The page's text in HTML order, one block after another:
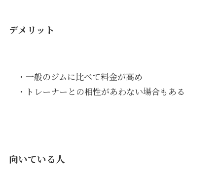
デメリット
・一般のジムに比べて料金が高め
・トレーナーとの相性があわない場合もある
向いている人